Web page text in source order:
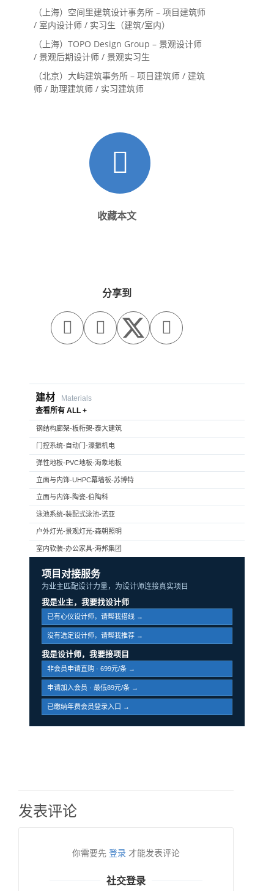
（上海）空间里建筑设计事务所 – 项目建筑师
/ 室内设计师 / 实习生（建筑/室内）
（上海）TOPO Design Group – 景观设计师
/ 景观后期设计师 / 景观实习生
（北京）大屿建筑事务所 – 项目建筑师 / 建筑
师 / 助理建筑师 / 实习建筑师
收藏本文
分享到
  
建材
Materials
查看所有 ALL +
钢结构廊架-板桁架-泰大建筑
门控系统-自动门-濠振机电
弹性地板-PVC地板-海象地板
立面与内饰-UHPC幕墙板-苏博特
立面与内饰-陶瓷-伯陶科
泳池系统-装配式泳池-诺亚
户外灯光-景观灯光-森朝照明
室内软装-办公家具-海邦集团
项目对接服务
为业主匹配设计力量，为设计师连接真实项目
我是业主，我要找设计师
已有心仪设计师，请帮我搭线 →
没有选定设计师，请帮我推荐 →
我是设计师，我要接项目
非会员申请直购 · 699元/条 →
申请加入会员 · 最低89元/条 →
已缴纳年费会员登录入口 →
发表评论
你需要先 登录 才能发表评论
社交登录